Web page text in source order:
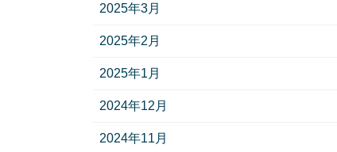
2025年3月
2025年2月
2025年1月
2024年12月
2024年11月